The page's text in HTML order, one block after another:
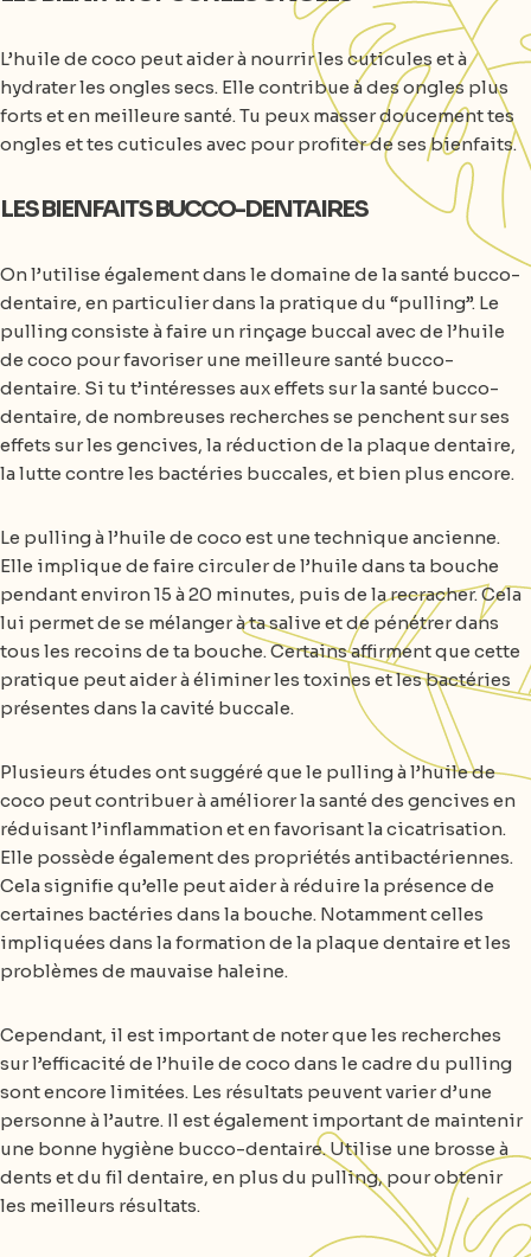
L’huile de coco peut aider à nourrir les cuticules et à
hydrater les ongles secs. Elle contribue à des ongles plus
forts et en meilleure santé. Tu peux masser doucement tes
ongles et tes cuticules avec pour profiter de ses bienfaits.
LES BIENFAITS BUCCO-DENTAIRES
On l’utilise également dans le domaine de la santé bucco-
dentaire, en particulier dans la pratique du “pulling”. Le
pulling consiste à faire un rinçage buccal avec de l’huile
de coco pour favoriser une meilleure santé bucco-
dentaire. Si tu t’intéresses aux effets sur la santé bucco-
dentaire, de nombreuses recherches se penchent sur ses
effets sur les gencives, la réduction de la plaque dentaire,
la lutte contre les bactéries buccales, et bien plus encore.
Le pulling à l’huile de coco est une technique ancienne.
Elle implique de faire circuler de l’huile dans ta bouche
pendant environ 15 à 20 minutes, puis de la recracher. Cela
lui permet de se mélanger à ta salive et de pénétrer dans
tous les recoins de ta bouche. Certains affirment que cette
pratique peut aider à éliminer les toxines et les bactéries
présentes dans la cavité buccale.
Plusieurs études ont suggéré que le pulling à l’huile de
coco peut contribuer à améliorer la santé des gencives en
réduisant l’inflammation et en favorisant la cicatrisation.
Elle possède également des propriétés antibactériennes.
Cela signifie qu’elle peut aider à réduire la présence de
certaines bactéries dans la bouche. Notamment celles
impliquées dans la formation de la plaque dentaire et les
problèmes de mauvaise haleine.
Cependant, il est important de noter que les recherches
sur l’efficacité de l’huile de coco dans le cadre du pulling
sont encore limitées. Les résultats peuvent varier d’une
personne à l’autre. Il est également important de maintenir
une bonne hygiène bucco-dentaire. Utilise une brosse à
dents et du fil dentaire, en plus du pulling, pour obtenir
les meilleurs résultats.